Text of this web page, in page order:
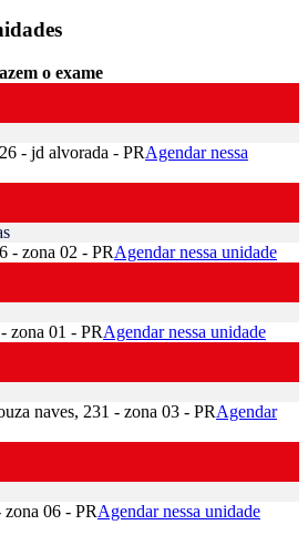
o exame
- jd alvorada - PRAgendar nessa
- zona 02 - PRAgendar nessa unidade
zona 01 - PRAgendar nessa unidade
naves, 231 - zona 03 - PRAgendar
06 - PRAgendar nessa unidade